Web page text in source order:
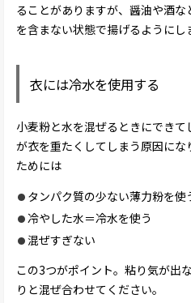
ることがありますが、醤油や酒
を含まない状態で揚げるようにし
衣には冷水を使用する
小麦粉と水を混ぜるときにでき
が衣を重たくしてしまう原因に
ためには
タンパク質の少ない薄力粉を使
冷やした水＝冷水を使う
混ぜすぎない
この3つがポイント。粘り気が出
りと混ぜ合わせてください。